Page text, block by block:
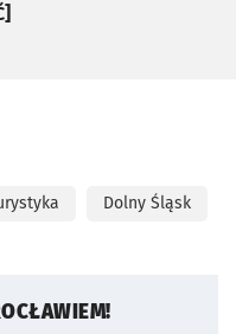
Dolny Śląsk